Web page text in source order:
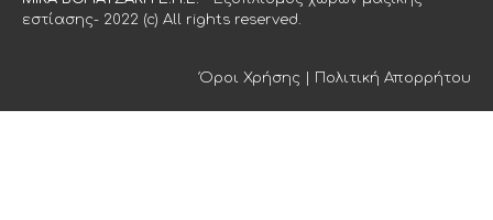
εστίασης- 2022 (c) All rights reserved.
Όροι Χρήσης Πολιτική Απορρήτου